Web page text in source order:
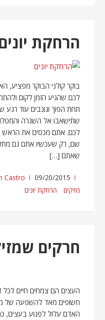
הרחקת
בוקר קולני הבוקר מפציע,
לכם שהגיע הזמן לקום
תחת הפוך וגונבים עוד
שתישאבו אל השגרה
לכם. אתם מכסים את הראש
שם, רק שעכשיו אתם גם
שאתם […]
09/20/2015
Castro
מזיקים
הרחקת יונים
חרקים
העצים הם צמחים חיים לכל
חשופים מאד להשפעה של
האדם עלול לפגוע בעצים,